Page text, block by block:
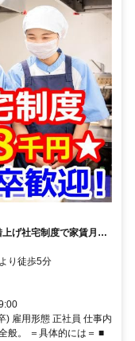
げ社宅制度で家賃月8
り徒歩5分
) 雇用形態 正社員 仕事内
般。 ＝具体的には＝ ■